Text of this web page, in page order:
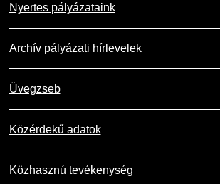
Nyertes pályázataink
Archív pályázati hírlevelek
Üvegzseb
Közérdekű adatok
Közhasznú tevékenység